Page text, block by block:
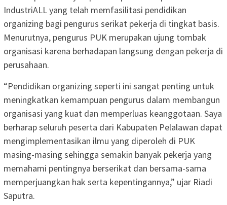
IndustriALL yang telah memfasilitasi pendidikan
organizing bagi pengurus serikat pekerja di tingkat basis.
Menurutnya, pengurus PUK merupakan ujung tombak
organisasi karena berhadapan langsung dengan pekerja di
perusahaan.
“Pendidikan organizing seperti ini sangat penting untuk
meningkatkan kemampuan pengurus dalam membangun
organisasi yang kuat dan memperluas keanggotaan. Saya
berharap seluruh peserta dari Kabupaten Pelalawan dapat
mengimplementasikan ilmu yang diperoleh di PUK
masing-masing sehingga semakin banyak pekerja yang
memahami pentingnya berserikat dan bersama-sama
memperjuangkan hak serta kepentingannya,” ujar Riadi
Saputra.